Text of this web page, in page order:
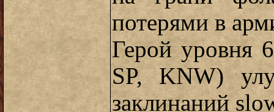
потерями в
Герой уровня
SP, KNW)
заклинаний